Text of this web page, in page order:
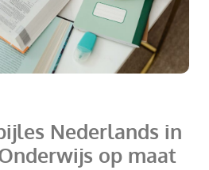
Nederlands in
op maat